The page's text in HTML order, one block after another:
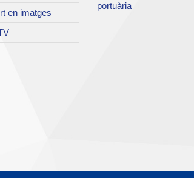
en imatges
portuària